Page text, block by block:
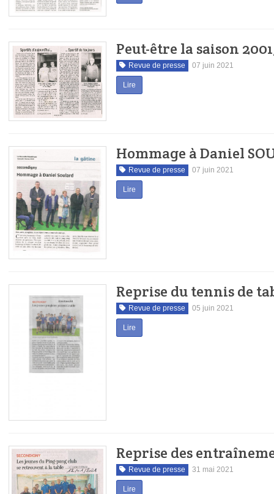
Peut-être la saison
Revue de presse 07 juin 2021
Lire
Hommage à Daniel
Revue de presse 07 juin 2021
Lire
Reprise du tennis de
Revue de presse 05 juin 2021
Lire
Reprise des
Revue de presse 31 mai 2021
Lire